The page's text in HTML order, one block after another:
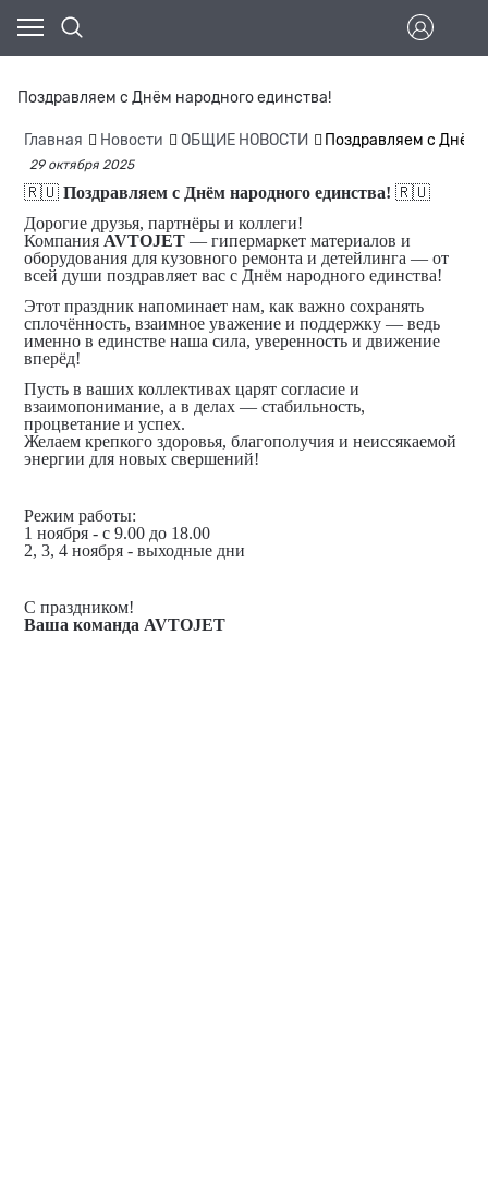
Поздравляем с Днём народного единства!
Главная Новости ОБЩИЕ НОВОСТИ Поздравляем с Днём
29 октября 2025
🇷🇺 Поздравляем с Днём народного единства! 🇷🇺
Дорогие друзья, партнёры и коллеги!
Компания AVTOJET — гипермаркет материалов и
оборудования для кузовного ремонта и детейлинга — от
всей души поздравляет вас с Днём народного единства!
Этот праздник напоминает нам, как важно сохранять
сплочённость, взаимное уважение и поддержку — ведь
именно в единстве наша сила, уверенность и движение
вперёд!
Пусть в ваших коллективах царят согласие и
взаимопонимание, а в делах — стабильность,
процветание и успех.
Желаем крепкого здоровья, благополучия и неиссякаемой
энергии для новых свершений!
Режим работы:
1 ноября - с 9.00 до 18.00
2, 3, 4 ноября - выходные дни
С праздником!
Ваша команда AVTOJET